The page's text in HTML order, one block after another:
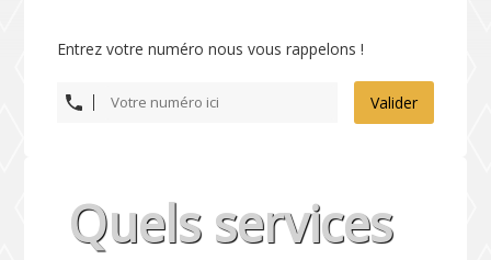
Entrez votre numéro nous vous rappelons !
Valider
Quels services